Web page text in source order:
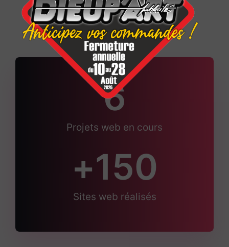
Projets web en cours
6
Sites web réalisés
+150